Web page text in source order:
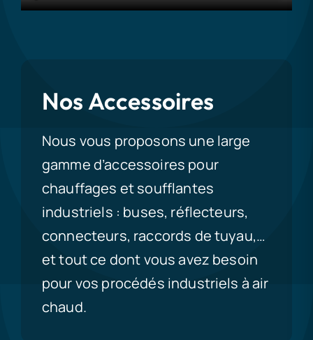
Nos Accessoires
Nous vous proposons une large
gamme d’accessoires pour
chauffages et soufflantes
industriels : buses, réflecteurs,
connecteurs, raccords de tuyau,…
et tout ce dont vous avez besoin
pour vos procédés industriels à air
chaud.